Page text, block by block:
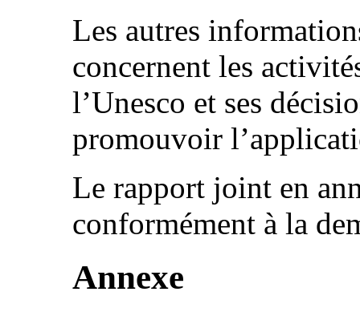
Les autres
concernent les
l’Unesco et ses
promouvoir
Le rapport joint en
conformément à la
Annexe